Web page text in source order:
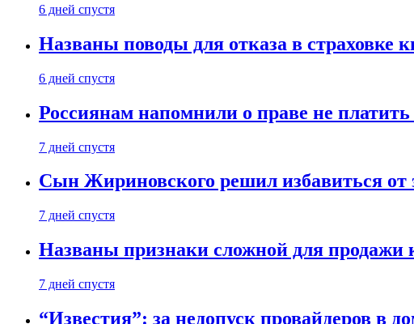
6 дней спустя
Названы поводы для отказа в страховке
6 дней спустя
Россиянам напомнили о праве не
7 дней спустя
Сын Жириновского решил избавиться от
7 дней спустя
Названы признаки сложной для продажи
7 дней спустя
“Известия”: за недопуск провайдеров в